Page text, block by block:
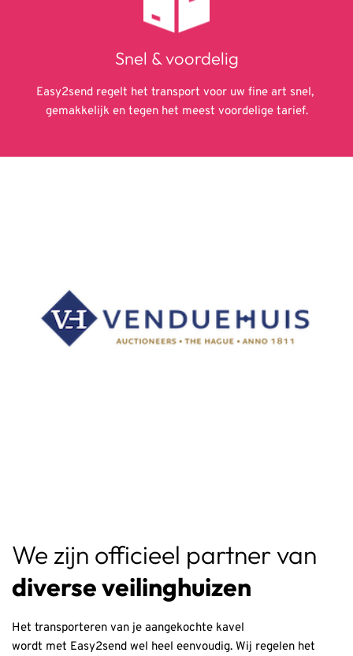
Snel & voordelig
Easy2send regelt het transport voor uw fine art snel,
gemakkelijk en tegen het meest voordelige tarief.
diverse veilinghuizen
Het transporteren van je aangekochte kavel
wordt met Easy2send wel heel eenvoudig. Wij regelen het